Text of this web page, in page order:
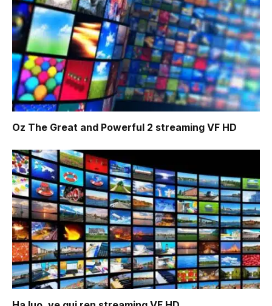
Oz The Great and Powerful 2 streaming VF HD